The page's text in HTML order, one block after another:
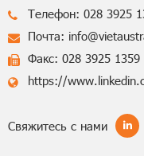
Телефон: 028 3925
Почта:
Факс: 028 3925 1359
https://
Cвяжитесь с нами